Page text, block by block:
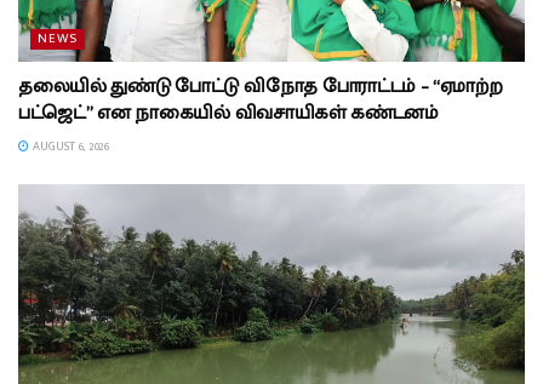
NEWS
தலையில் துண்டு போட்டு விநோத போராட்டம் – “ஏமாற்ற
பட்ஜெட்” என நாகையில் விவசாயிகள் கண்டனம்
AUGUST 6, 2026